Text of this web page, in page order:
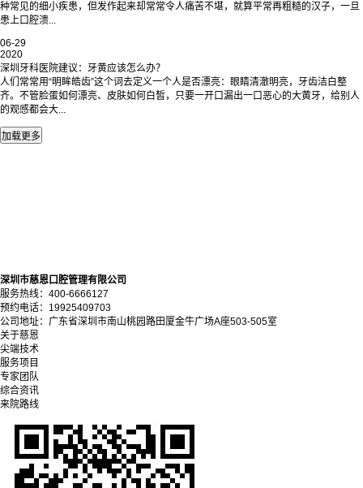
种常见的细小疾患，但发作起来却常常令人痛苦不堪，就算平常再粗糙的汉子，一旦
患上口腔溃...
06-29
2020
深圳牙科医院建议：牙黄应该怎么办？
人们常常用“明眸皓齿”这个词去定义一个人是否漂亮：眼睛清澈明亮，牙齿洁白整
齐。不管脸蛋如何漂亮、皮肤如何白皙，只要一开口漏出一口恶心的大黄牙，给别人
的观感都会大...
深圳市慈恩口腔管理有限公司
服务热线：400-6666127
预约电话：19925409703
公司地址：广东省深圳市南山桃园路田厦金牛广场A座503-505室
关于慈恩
尖端技术
服务项目
专家团队
综合资讯
来院路线